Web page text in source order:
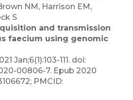
NM, Harrison EM,
S
and transmission
faecium using genomic
Jan;6(1):103-111. doi:
00806-7. Epub 2020
PMCID: